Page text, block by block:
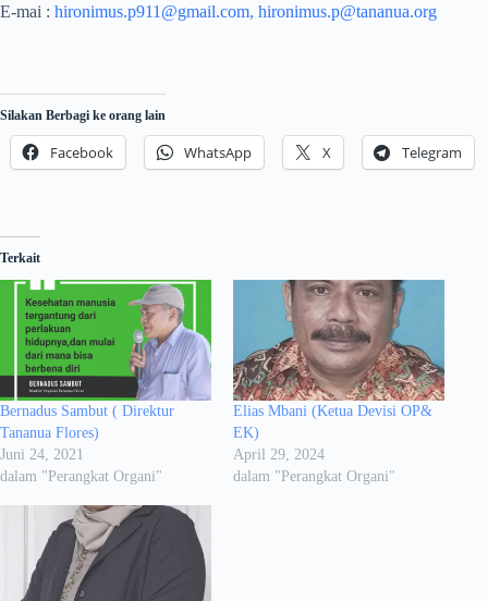
E-mai : hironimus.p911@gmail.com, hironimus.p@tananua.org
Silakan Berbagi ke orang lain
Facebook WhatsApp X Telegram
Terkait
Bernadus Sambut ( Direktur
Tananua Flores)
Juni 24, 2021
dalam "Perangkat Organi"
Elias Mbani (Ketua Devisi OP&
EK)
April 29, 2024
dalam "Perangkat Organi"